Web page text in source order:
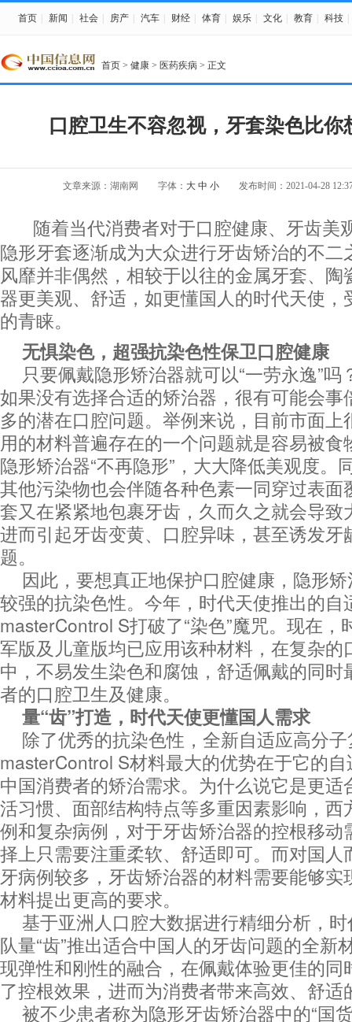
首页 新闻 社会 房产 汽车 财经 体育 娱乐 文化 教育 科技
首页 > 健康 > 医药疾病 > 正文
口腔卫生不容忽视，牙套染色比你
文章来源：湖南网 字体： 大 中 小 发布时间：2021-04-28
随着当代消费者对于口腔健康、牙齿美
隐形牙套逐渐成为大众进行牙齿矫治的不二
风靡并非偶然，相较于以往的金属牙套、
器更美观、舒适，如更懂国人的时代天使，
的青睐。
无惧染色，超强抗染色性保卫口腔健康
只要佩戴隐形矫治器就可以“一劳永逸”
如果没有选择合适的矫治器，很有可能会事
多的潜在口腔问题。举例来说，目前市面
用的材料普遍存在的一个问题就是容易被
隐形矫治器“不再隐形”，大大降低美观度。
其他污染物也会伴随各种色素一同穿过表面
套又在紧紧地包裹牙齿，久而久之就会导致
进而引起牙齿变黄、口腔异味，甚至诱发牙
题。
因此，要想真正地保护口腔健康，隐形
较强的抗染色性。今年，时代天使推出的自
masterControl S打破了“染色”魔咒。现在
军版及儿童版均已应用该种材料，在复杂的
中，不易发生染色和腐蚀，舒适佩戴的同时
者的口腔卫生及健康。
量“齿”打造，时代天使更懂国人需求
除了优秀的抗染色性，全新自适应高分
masterControl S材料最大的优势在于它的
中国消费者的矫治需求。为什么说它是更适
活习惯、面部结构特点等多重因素影响，西
例和复杂病例，对于牙齿矫治器的控根移动
择上只需要注重柔软、舒适即可。而对国人
牙病例较多，牙齿矫治器的材料需要能够
材料提出更高的要求。
基于亚洲人口腔大数据进行精细分析，
队量“齿”推出适合中国人的牙齿问题的全新
现弹性和刚性的融合，在佩戴体验更佳的同
了控根效果，进而为消费者带来高效、舒适
被不少患者称为隐形牙齿矫治器中的“国